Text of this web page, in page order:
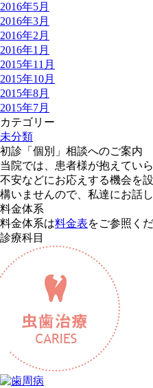
2016年5月
2016年3月
2016年2月
2016年1月
2015年11月
2015年10月
2015年8月
2015年7月
カテゴリー
未分類
初診「個別」相談へのご案内
当院では、患者様が抱えてい
不安などにお応えする機会を
構いませんので、私達にお話
料金体系
料金体系は料金表をご参照くだ
診療科目